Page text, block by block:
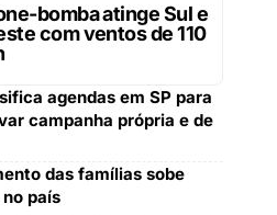
bomba atinge Sul e
com ventos de 110
agendas em SP para
campanha própria e de
das famílias sobe
país